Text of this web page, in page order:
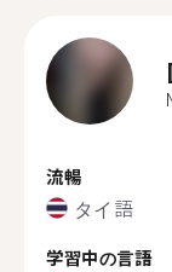
流暢
タイ語
学習中の言語